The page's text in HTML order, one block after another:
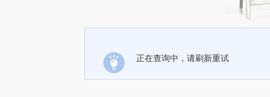
正在查询中，请刷新重试